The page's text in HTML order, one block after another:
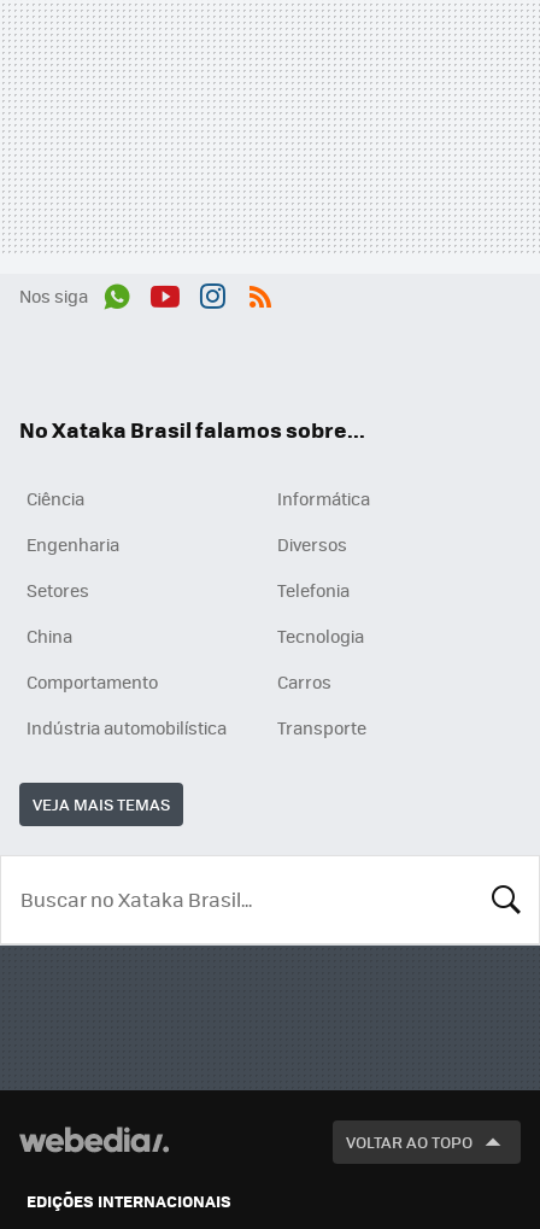
Nos siga
No Xataka Brasil falamos sobre...
Ciência
Informática
Engenharia
Diversos
Setores
Telefonia
China
Tecnologia
Comportamento
Carros
Indústria automobilística
Transporte
VEJA MAIS TEMAS
VOLTAR AO TOPO
EDIÇÕES INTERNACIONAIS